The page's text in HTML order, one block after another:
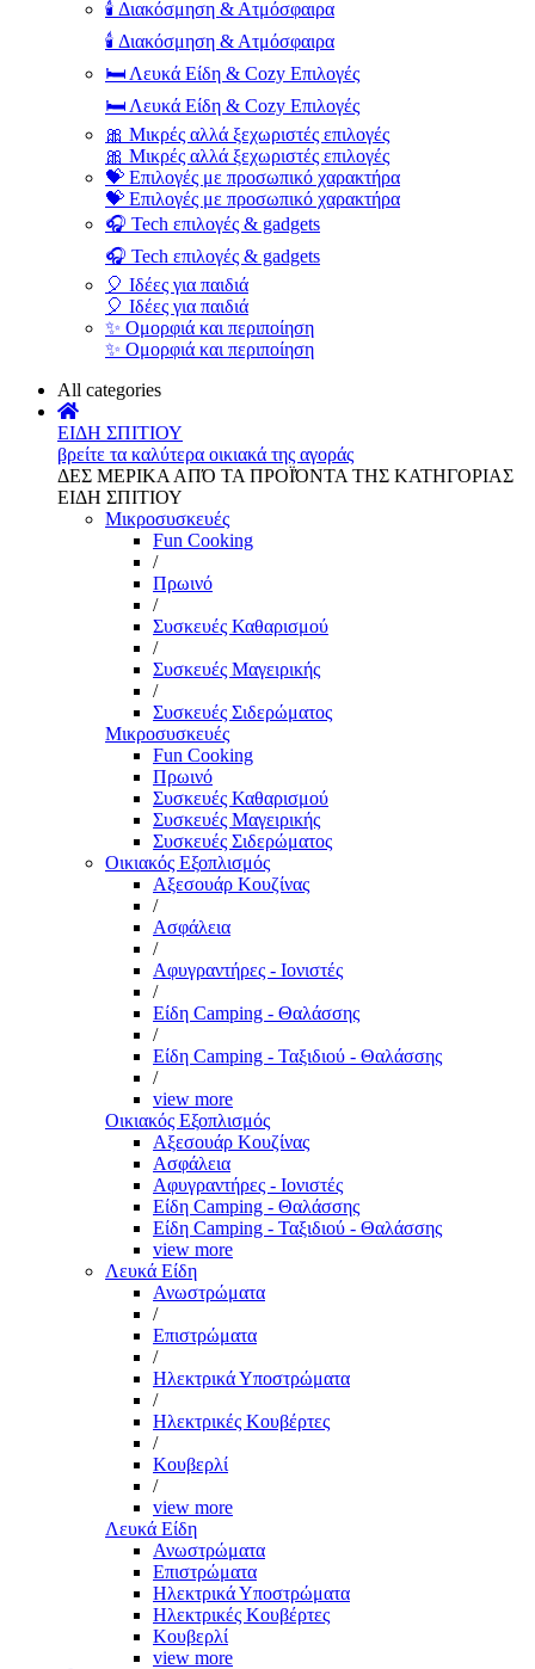
🕯️ Διακόσμηση & Ατμόσφαιρα
🕯️ Διακόσμηση & Ατμόσφαιρα
🛏️ Λευκά Είδη & Cozy Επιλογές
🛏️ Λευκά Είδη & Cozy Επιλογές
🎀 Μικρές αλλά ξεχωριστές επιλογές
🎀 Μικρές αλλά ξεχωριστές επιλογές
💝 Επιλογές με προσωπικό χαρακτήρα
💝 Επιλογές με προσωπικό χαρακτήρα
🎧 Tech επιλογές & gadgets
🎧 Tech επιλογές & gadgets
🎈 Ιδέες για παιδιά
🎈 Ιδέες για παιδιά
✨ Ομορφιά και περιποίηση
✨ Ομορφιά και περιποίηση
All categories
ΕΙΔΗ ΣΠΙΤΙΟΥ
βρείτε τα καλύτερα οικιακά της αγοράς
ΔΕΣ ΜΕΡΙΚΑ ΑΠΌ ΤΑ ΠΡΟΪΌΝΤΑ ΤΗΣ ΚΑΤΗΓΟΡΙΑΣ
ΕΙΔΗ ΣΠΙΤΙΟΥ
Μικροσυσκευές
Fun Cooking
/
Πρωινό
/
Συσκευές Καθαρισμού
/
Συσκευές Μαγειρικής
/
Συσκευές Σιδερώματος
Μικροσυσκευές
Fun Cooking
Πρωινό
Συσκευές Καθαρισμού
Συσκευές Μαγειρικής
Συσκευές Σιδερώματος
Οικιακός Εξοπλισμός
Αξεσουάρ Κουζίνας
/
Ασφάλεια
/
Αφυγραντήρες - Ιονιστές
/
Είδη Camping - Θαλάσσης
/
Είδη Camping - Ταξιδιού - Θαλάσσης
/
view more
Οικιακός Εξοπλισμός
Αξεσουάρ Κουζίνας
Ασφάλεια
Αφυγραντήρες - Ιονιστές
Είδη Camping - Θαλάσσης
Είδη Camping - Ταξιδιού - Θαλάσσης
view more
Λευκά Είδη
Ανωστρώματα
/
Επιστρώματα
/
Ηλεκτρικά Υποστρώματα
/
Ηλεκτρικές Κουβέρτες
/
Κουβερλί
/
view more
Λευκά Είδη
Ανωστρώματα
Επιστρώματα
Ηλεκτρικά Υποστρώματα
Ηλεκτρικές Κουβέρτες
Κουβερλί
view more